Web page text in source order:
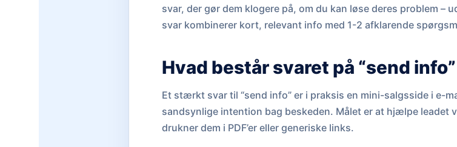
svar, der gør dem klogere på, om du kan løse deres problem –
svar kombinerer kort, relevant info med 1-2 afklarende
Hvad består svaret på “send
Et stærkt svar til “send info” er i praksis en mini-salgsside i e-
sandsynlige intention bag beskeden. Målet er at hjælpe leadet
drukner dem i PDF’er eller generiske links.